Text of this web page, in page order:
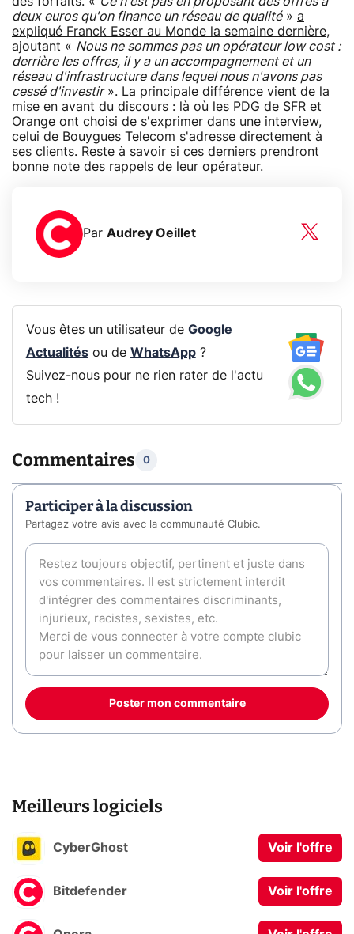
deux euros qu'on finance un réseau de qualité» a
expliqué Franck Esser au Monde la semaine dernière,
ajoutant « Nous ne sommes pas un opérateur low cost :
derrière les offres, il y a un accompagnement et un
réseau d'infrastructure dans lequel nous n'avons pas
cessé d'investir». La principale différence vient de la
mise en avant du discours : là où les PDG de SFR et
Orange ont choisi de s'exprimer dans une interview,
celui de Bouygues Telecom s'adresse directement à
ses clients. Reste à savoir si ces derniers prendront
bonne note des rappels de leur opérateur.
Par Audrey Oeillet
Vous êtes un utilisateur de Google
Actualitésou de WhatsApp?
Suivez-nous pour ne rien rater de l'actu
tech !
Commentaires 0
Participer à la discussion
Partagez votre avis avec la communauté Clubic.
Poster mon commentaire
Meilleurs logiciels
CyberGhost Voir l'offre
Bitdefender Voir l'offre